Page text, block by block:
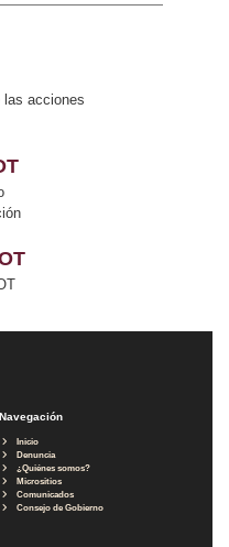
las acciones
Navegación
Inicio
Denuncia
¿Quiénes somos?
Micrositios
Comunicados
Consejo de Gobierno